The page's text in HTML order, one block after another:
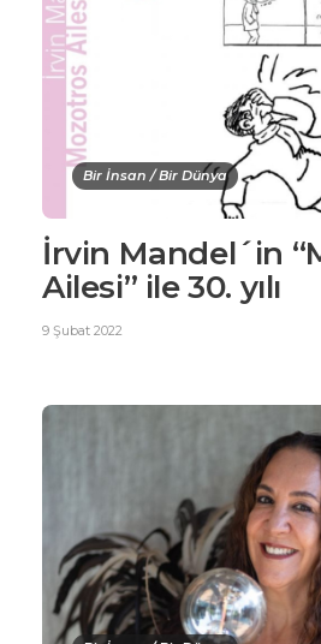
Bir İnsan / Bir Dünya
İrvin Mandel´in
Ailesi” ile 30. yılı
9 Şubat 2022